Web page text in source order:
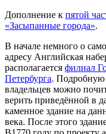
Дополнение к пятой
«Засыпанные города».
В начале немного о
адресу Английская
располагается филиал
Петербурга. Подробную
владельцев можно
верить приведённой в
каменное здание на
века. После этого